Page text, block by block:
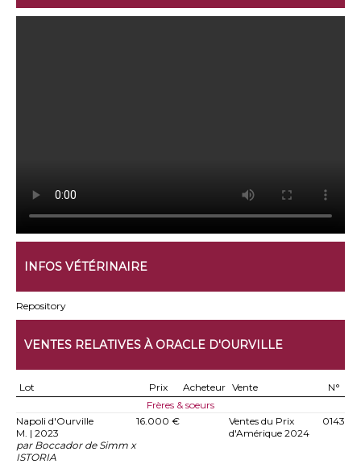
INFOS VÉTÉRINAIRE
Repository
VENTES RELATIVES À ORACLE D'OURVILLE
Lot Prix Acheteur Vente
N°
Frères & soeurs
Napoli d'Ourville
M. | 2023
par Boccador de Simm x
ISTORIA
16.000 €
Ventes du Prix
d'Amérique 2024
0143